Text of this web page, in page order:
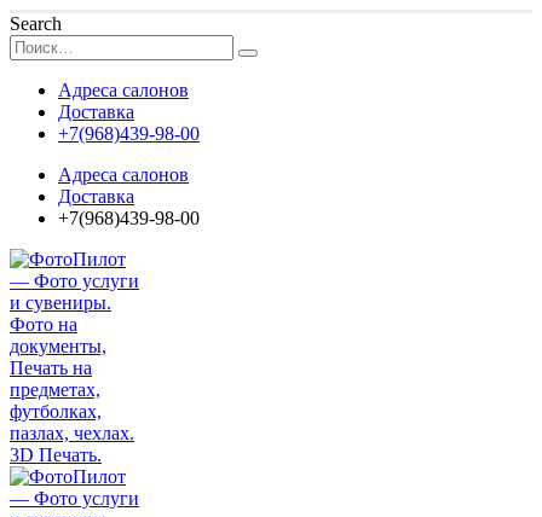
Search
Адреса салонов
Доставка
+7(968)439-98-00
Адреса салонов
Доставка
+7(968)439-98-00